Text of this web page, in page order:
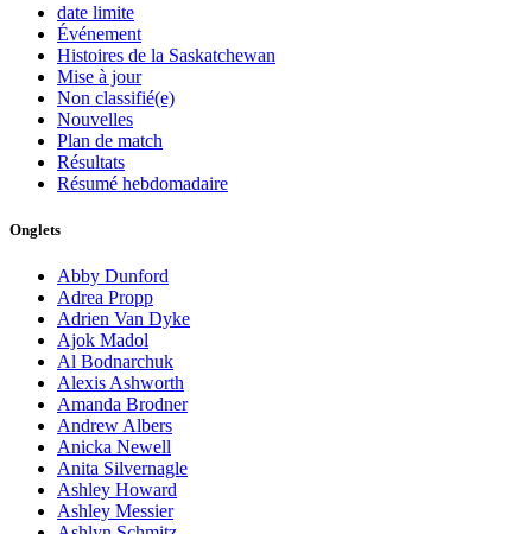
date limite
Événement
Histoires de la Saskatchewan
Mise à jour
Non classifié(e)
Nouvelles
Plan de match
Résultats
Résumé hebdomadaire
Onglets
Abby Dunford
Adrea Propp
Adrien Van Dyke
Ajok Madol
Al Bodnarchuk
Alexis Ashworth
Amanda Brodner
Andrew Albers
Anicka Newell
Anita Silvernagle
Ashley Howard
Ashley Messier